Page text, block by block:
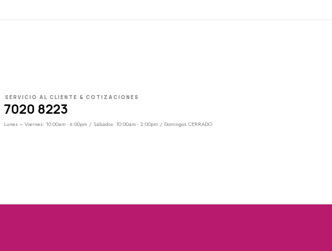
SERVICIO AL CLIENTE & COTIZACIONES
7020 8223
Lunes – Viernes: 10:00am - 6:00pm / Sábados: 10:00am - 2:00pm / Domingos CERRADO